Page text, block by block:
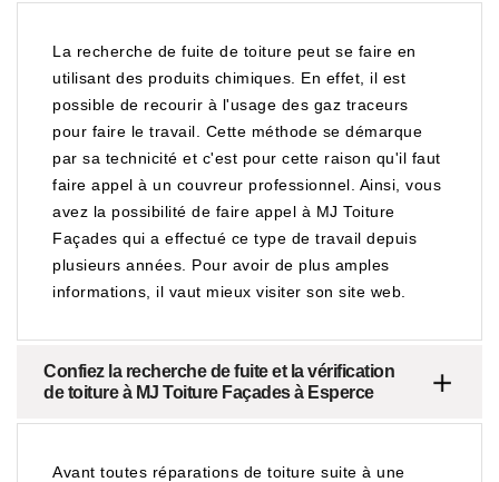
La recherche de fuite de toiture peut se faire en
utilisant des produits chimiques. En effet, il est
possible de recourir à l'usage des gaz traceurs
pour faire le travail. Cette méthode se démarque
par sa technicité et c'est pour cette raison qu'il faut
faire appel à un couvreur professionnel. Ainsi, vous
avez la possibilité de faire appel à MJ Toiture
Façades qui a effectué ce type de travail depuis
plusieurs années. Pour avoir de plus amples
informations, il vaut mieux visiter son site web.
Confiez la recherche de fuite et la vérification
de toiture à MJ Toiture Façades à Esperce
Avant toutes réparations de toiture suite à une